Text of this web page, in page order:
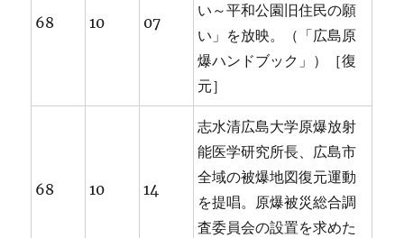
68 10 07
い～平和公園旧住民の願
い」を放映。（「広島原
爆ハンドブック」）［復
元］
68 10 14
志水清広島大学原爆放射
能医学研究所長、広島市
全域の被爆地図復元運動
を提唱。原爆被災総合調
査委員会の設置を求めた